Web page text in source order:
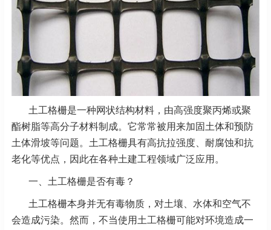
土工格栅是一种网状结构材料，由高强度聚丙烯或聚
酯树脂等高分子材料制成。它常常被用来加固土体和预防
土体滑坡等问题。土工格栅具有高抗拉强度、耐腐蚀和抗
老化等优点，因此在各种土建工程领域广泛应用。
一、土工格栅是否有毒？
土工格栅本身并无有毒物质，对土壤、水体和空气不
会造成污染。然而，不当使用土工格栅可能对环境造成一